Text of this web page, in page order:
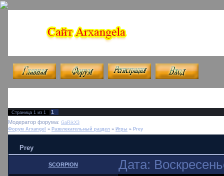
| | |
Страница 1 из 1
1
Модератор форума: GaRikX3
Форум Arxangel » Развлекательный раздел » Игры » Prey
Prey
SCORPION Дата: